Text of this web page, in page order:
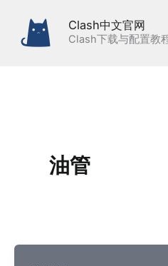
Clash中文官网
Clash下载与配置教
油管